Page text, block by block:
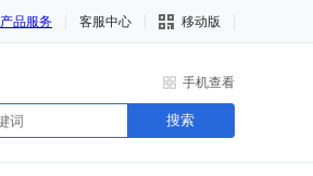
产品服务 客服中心 移动版
手机查看
搜索